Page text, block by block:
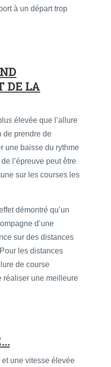
à un départ trop
DE LA
élevée que l’allure
de prendre de
une baisse du rythme
l’épreuve peut être
sur les courses les
démontré qu’un
d’une
sur des distances
les distances
de course
réaliser une meilleure
une vitesse élevée